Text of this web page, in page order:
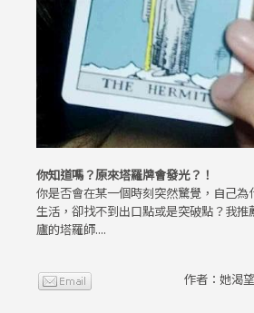
你知道嗎？原來塔羅牌會發光？！
你是否會在某一個時刻突然驚覺，自己
生活，卻找不到出口點或是突破點？我
廬的塔羅師....
作者：她渴